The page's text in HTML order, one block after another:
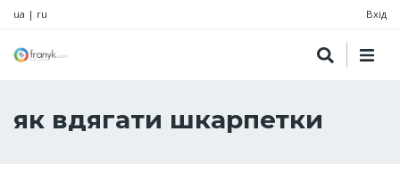
ua | ru Вхід
як вдягати шкарпетки